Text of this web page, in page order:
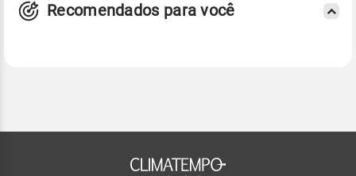
Recomendados para você